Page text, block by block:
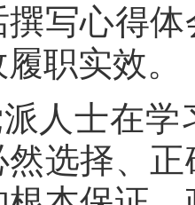
撰写心得
职实效。
人士在学
然选择、